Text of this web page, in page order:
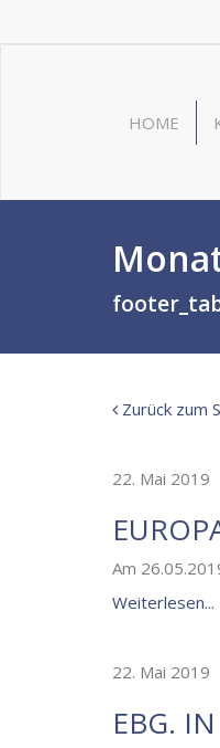
HOME
Zurück zum
22. Mai 2019
Am
Weiterlesen...
22. Mai 2019
EBG.